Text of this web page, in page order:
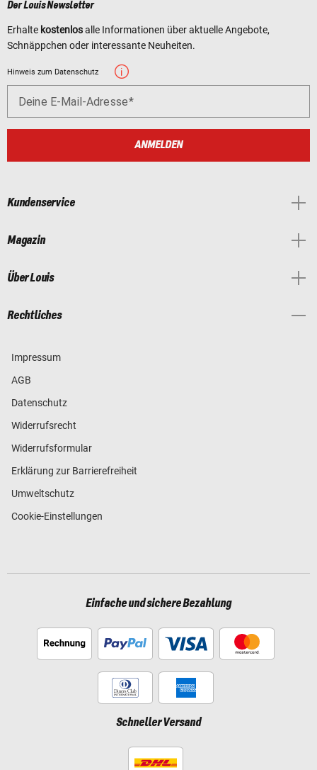
Der Louis Newsletter
Erhalte kostenlosalle Informationen über aktuelle Angebote,
Schnäppchen oder interessante Neuheiten.
Hinweis zum Datenschutz
Deine E-Mail-Adresse
ANMELDEN
Kundenservice
Magazin
Über Louis
Rechtliches
Impressum
AGB
Datenschutz
Widerrufsrecht
Widerrufsformular
Erklärung zur Barrierefreiheit
Umweltschutz
Cookie-Einstellungen
Einfache und sichere Bezahlung
Schneller Versand